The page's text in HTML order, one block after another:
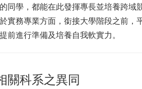
同學，都能在此發揮專長並培養跨域
實務專業方面，銜接大學階段之前
前進行準備及培養自我軟實力。
關科系之異同